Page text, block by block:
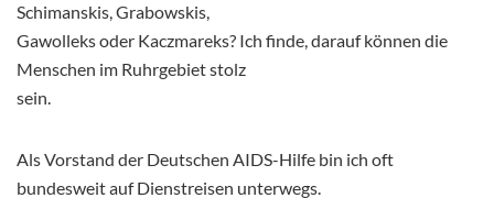
Schimanskis, Grabowskis,
Gawolleks oder Kaczmareks? Ich finde, darauf können die
Menschen im Ruhrgebiet stolz
sein.
Als Vorstand der Deutschen AIDS-Hilfe bin ich oft
bundesweit auf Dienstreisen unterwegs.